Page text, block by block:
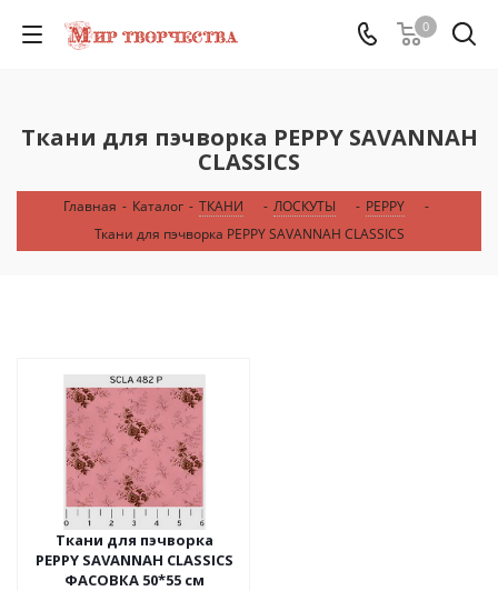
0
Ткани для пэчворка PEPPY SAVANNAH
CLASSICS
Главная - Каталог - ТКАНИ - ЛОСКУТЫ - PEPPY
-
Ткани для пэчворка PEPPY SAVANNAH CLASSICS
Ткани для пэчворка
PEPPY SAVANNAH CLASSICS
ФАСОВКА 50*55 см